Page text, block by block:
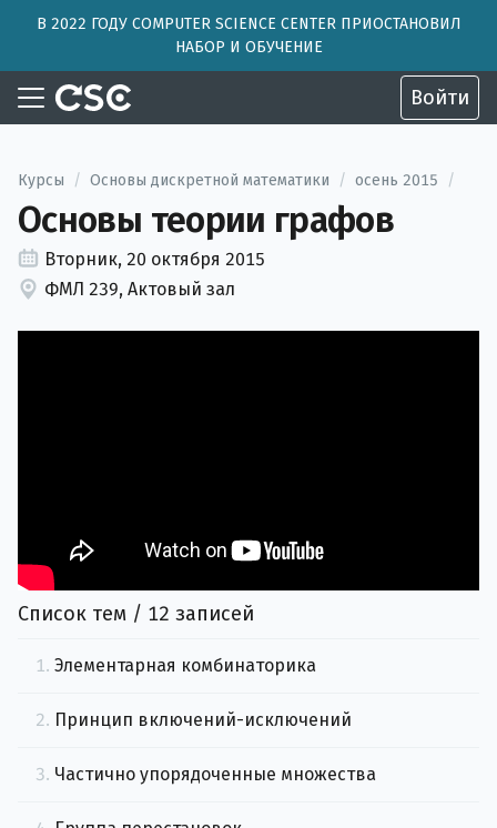
В 2022 ГОДУ COMPUTER SCIENCE CENTER ПРИОСТАНОВИЛ
НАБОР И ОБУЧЕНИЕ
Войти
Курсы / Основы дискретной математики / осень 2015 /
Основы теории графов
Вторник, 20 октября 2015
ФМЛ 239, Актовый зал
Список тем / 12 записей
1. Элементарная комбинаторика
2. Принцип включений-исключений
3. Частично упорядоченные множества